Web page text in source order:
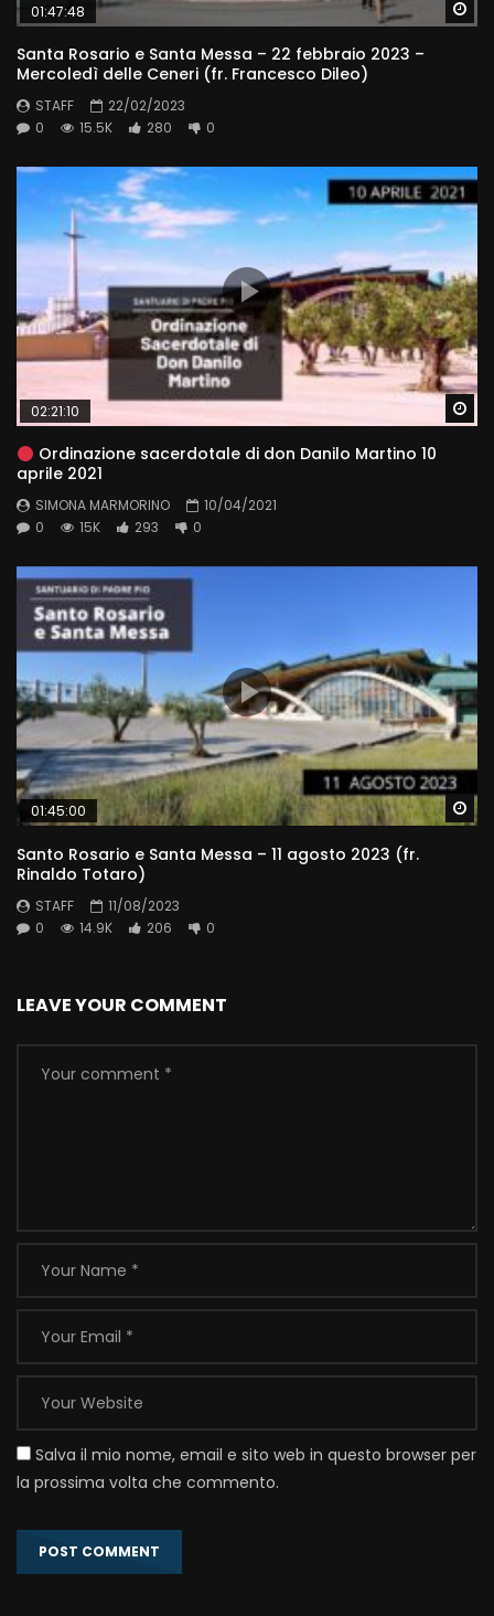
01:47:48
Santa Rosario e Santa Messa – 22 febbraio 2023 –
Mercoledì delle Ceneri (fr. Francesco Dileo)
STAFF
22/02/2023
0
15.5K 280 0
02:21:10
Ordinazione sacerdotale di don Danilo Martino 10
aprile 2021
SIMONA MARMORINO
10/04/2021
0
15K 293 0
01:45:00
Santo Rosario e Santa Messa – 11 agosto 2023 (fr.
Rinaldo Totaro)
STAFF
11/08/2023
0
14.9K 206 0
LEAVE YOUR COMMENT
Salva il mio nome, email e sito web in questo browser per
la prossima volta che commento.